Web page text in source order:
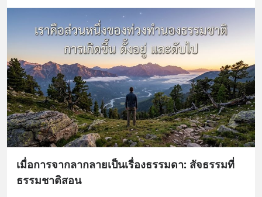
เมื่อการจากลากลายเป็นเรื่องธรรมดา: สัจธรรมที่
ธรรมชาติสอน